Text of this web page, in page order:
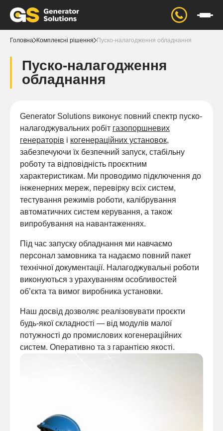
Головна Комплексні рішення Пуско-налагодження обладнання
Пуско-налагодження
обладнання
Generator Solutions виконує повний спектр пуско-
налагоджувальних робіт газопоршневих
генераторів і когенераційних установок,
забезпечуючи їх безпечний запуск, стабільну
роботу та відповідність проєктним
характеристикам. Ми проводимо підключення до
інженерних мереж, перевірку всіх систем,
тестування режимів роботи, калібрування
автоматичних систем керування, а також
випробування на навантаженнях.
Під час запуску обладнання ми навчаємо
персонал замовника та надаємо повний пакет
технічної документації. Налагоджувальні роботи
виконуються з урахуванням особливостей
об’єкта та вимог виробника установки.
Наш досвід дозволяє реалізовувати проєкти
будь-якої складності — від модулів малої
потужності до промислових когенераційних
систем. Оперативно та з гарантією якості.